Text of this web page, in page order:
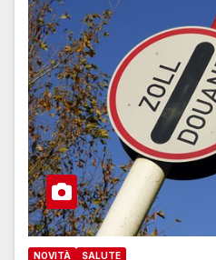
NOVITÀ SALUTE